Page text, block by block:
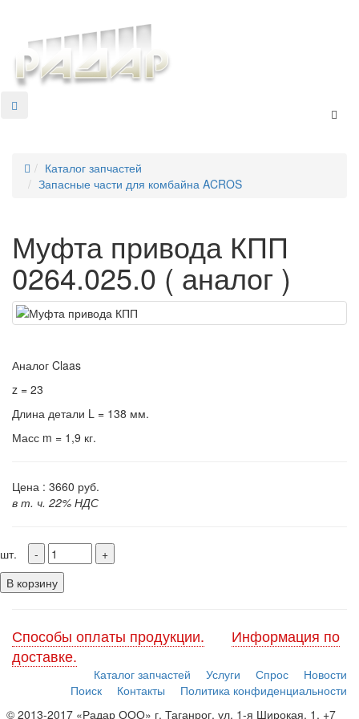
Каталог запчастей
Запасные части для комбайна ACROS
Муфта привода КПП
0264.025.0 ( аналог )
Аналог Claas
z = 23
Длина детали L = 138 мм.
Масс m = 1,9 кг.
Цена : 3660 руб.
в т. ч. 22% НДС
шт.
В корзину
Способы оплаты продукции.
Информация по
доставке.
Каталог запчастей Услуги Спрос
Новости
Поиск
Контакты
Политика конфиденциальности
© 2013-2017 «Радар ООО» г. Таганрог, ул. 1-я Широкая, 1, +7